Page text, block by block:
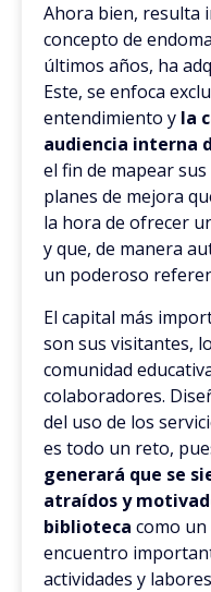
Ahora bien, resulta
concepto de
últimos años, ha
Este, se enfoca
entendimiento y la
audiencia interna
el fin de mapear
planes de mejora
la hora de ofrecer
y que, de manera
un poderoso
El capital más
son sus visitantes,
comunidad
colaboradores.
del uso de los
es todo un reto,
generará que se
atraídos y
biblioteca como
encuentro
actividades y